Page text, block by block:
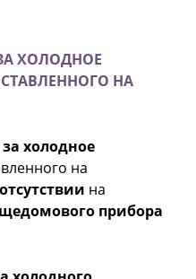
ХОЛОДНОЕ
НА
холодное
на
на
прибора